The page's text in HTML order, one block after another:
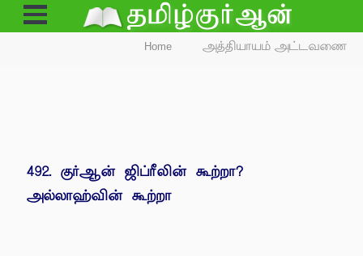
Open
Menu
Home அத்தியாயம் அட்டவணை
492. குர்ஆன் ஜிப்ரீலின் கூற்றா?
அல்லாஹ்வின் கூற்றா